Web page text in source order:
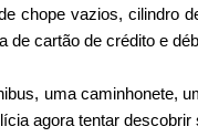
chope vazios, cilindro
de cartão de crédito e
uma caminhonete,
agora tentar